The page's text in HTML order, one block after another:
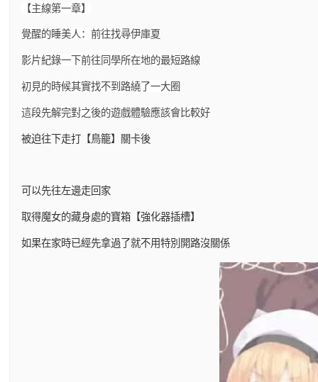
【主線第一章】
覺醒的睡美人：前往找尋伊庫夏
影片紀錄一下前往同學所在地的最短路線
初見的時候其實找不到路繞了一大圈
這段先解完對之後的遊戲體驗應該會比較好
被迫往下走打【鳥籠】關卡後
可以先往左邊走回家
取得魔女的藏身處的寶箱【強化器插槽】
如果在家時已經先拿過了就不用特別開路沒關係